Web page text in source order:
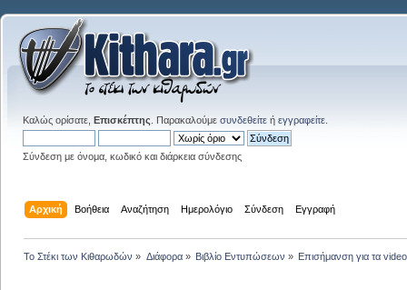
Καλώς ορίσατε, Επισκέπτης . Παρακαλούμε συνδεθείτε ή εγγραφείτε
Σύνδεση με όνομα, κωδικό και διάρκεια σύνδεσης
Αρχική Βοήθεια Αναζήτηση Ημερολόγιο Σύνδεση Εγγραφή
Το Στέκι των Κιθαρωδών » Διάφορα» Βιβλίο Εντυπώσεων » Επισήμανση για τα video